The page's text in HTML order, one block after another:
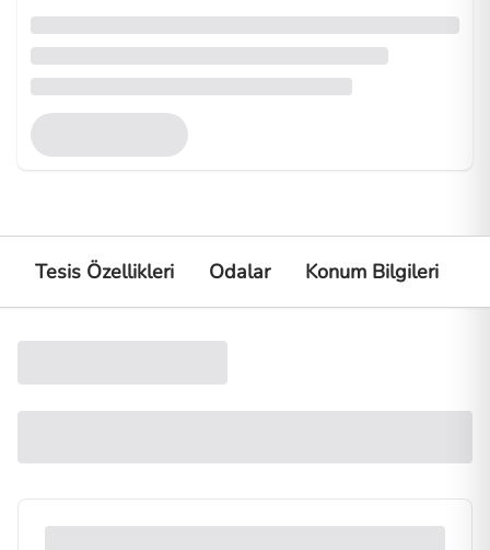
Tesis Özellikleri Odalar Konum Bilgileri